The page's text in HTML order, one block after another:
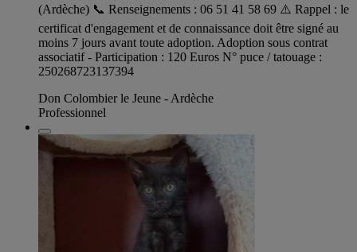
(Ardèche) 📞 Renseignements : 06 51 41 58 69 ⚠️ Rappel : le
certificat d'engagement et de connaissance doit être signé au
moins 7 jours avant toute adoption. Adoption sous contrat
associatif - Participation : 120 Euros N° puce / tatouage :
250268723137394
Don Colombier le Jeune - Ardèche
Professionnel